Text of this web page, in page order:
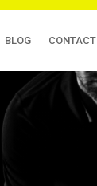
BLOG CONTACT